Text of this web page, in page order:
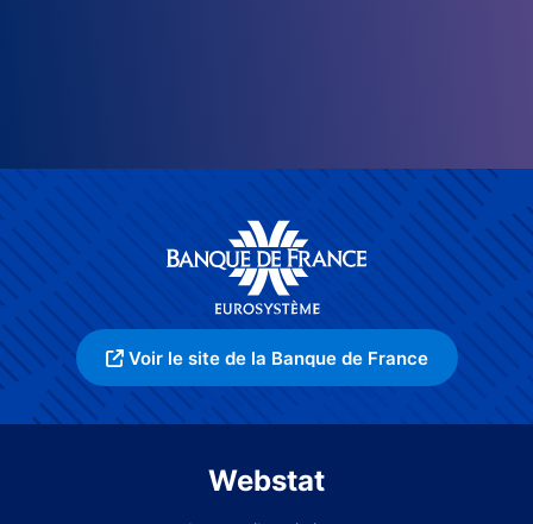
Voir le site de la Banque de France
Webstat